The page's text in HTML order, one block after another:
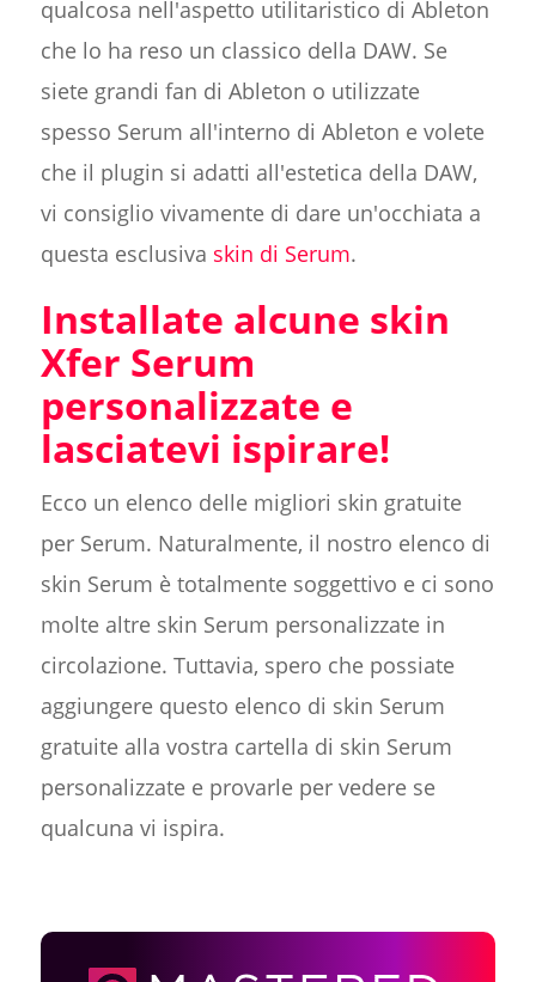
qualcosa nell'aspetto utilitaristico di Ableton
che lo ha reso un classico della DAW. Se
siete grandi fan di Ableton o utilizzate
spesso Serum all'interno di Ableton e volete
che il plugin si adatti all'estetica della DAW,
vi consiglio vivamente di dare un'occhiata a
questa esclusiva skin di Serum.
Installate alcune skin
Xfer Serum
personalizzate e
lasciatevi ispirare!
Ecco un elenco delle migliori skin gratuite
per Serum. Naturalmente, il nostro elenco di
skin Serum è totalmente soggettivo e ci sono
molte altre skin Serum personalizzate in
circolazione. Tuttavia, spero che possiate
aggiungere questo elenco di skin Serum
gratuite alla vostra cartella di skin Serum
personalizzate e provarle per vedere se
qualcuna vi ispira.